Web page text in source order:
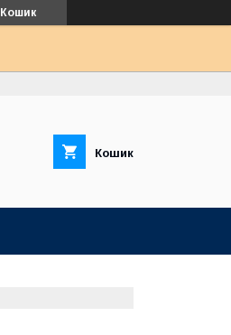
Кошик
Кошик